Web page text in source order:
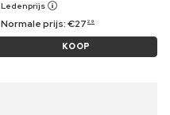
Ledenprijs
Normale prijs:€27 29
KOOP